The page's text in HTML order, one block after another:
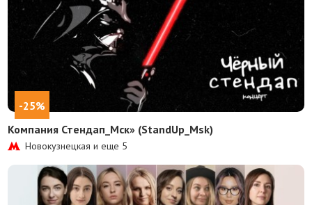
-25%
Компания Стендап_Мск» (StandUp_Msk)
Новокузнецкая и еще 5